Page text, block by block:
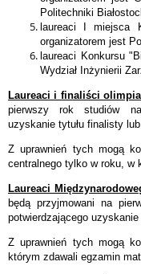
Politechniki
laureaci I miejsca
organizatorem jest
laureaci Konkursu
Wydział Inżynierii
Laureaci i finaliści
pierwszy rok studiów na
uzyskanie tytułu finalisty
Z uprawnień tych mogą
centralnego tylko w roku, w
Laureaci
będą przyjmowani na
potwierdzającego uzyskanie
Z uprawnień tych mogą
którym zdawali egzamin